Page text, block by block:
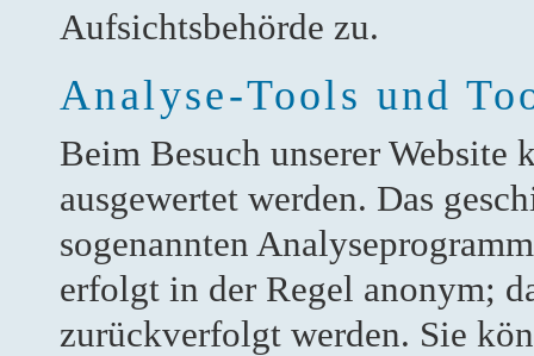
Aufsichtsbehörde zu.
Analyse-Tools und
Beim Besuch unserer Website
ausgewertet werden. Das
sogenannten
erfolgt in der Regel anonym;
zurückverfolgt werden. Sie